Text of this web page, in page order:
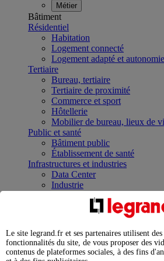
Métier
Bâtiment
Résidentiel
Habitation
Logement connecté
Logement adapté et autonomie
Tertiaire
Bureau, tertiaire
Tertiaire de proximité
Commerce et sport
Hôtellerie
Mobilier de bureau, lieux de
Public et santé
Bâtiment public
Établissement de santé
Infrastructures et industries
Data Center
Industrie
Infrastructures
Contrôler et planifier le
Répartir et optimiser son
Legrand Data Center
expertises au service de vos
Le site legrand.fr et ses partenaires utilisent
fonctionnalités du site, de vous proposer des
contenus de plateformes sociales, à des fins